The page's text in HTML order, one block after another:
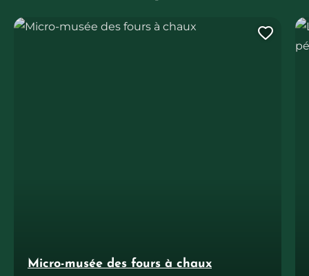
Micro-musée des fours à chaux
Micro-musée des fours à chaux